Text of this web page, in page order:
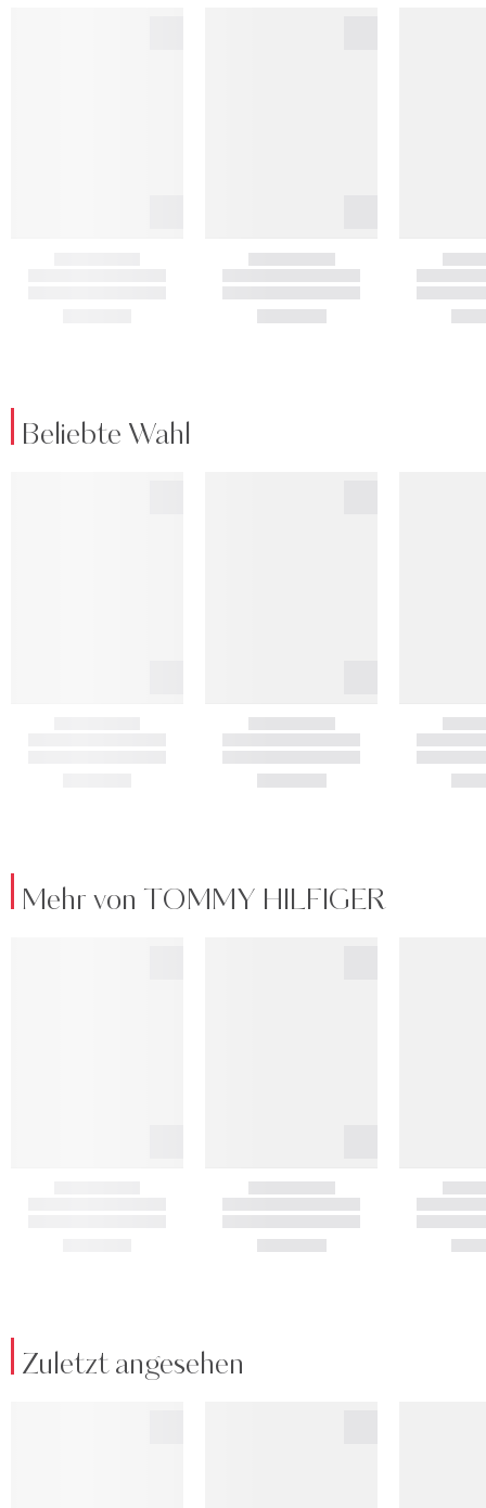
Beliebte Wahl
Mehr von TOMMY HILFIGER
Zuletzt angesehen